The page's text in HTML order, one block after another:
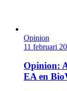
Opinion
11 februari
Opinion:
EA en